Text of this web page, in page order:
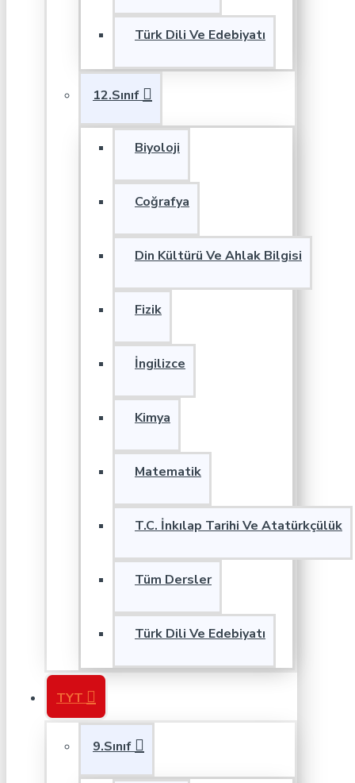
Türk Dili Ve Edebiyatı
12.Sınıf
Biyoloji
Coğrafya
Din Kültürü Ve Ahlak Bilgisi
Fizik
İngilizce
Kimya
Matematik
T.C. İnkılap Tarihi Ve Atatürkçülük
Tüm Dersler
Türk Dili Ve Edebiyatı
TYT
9.Sınıf